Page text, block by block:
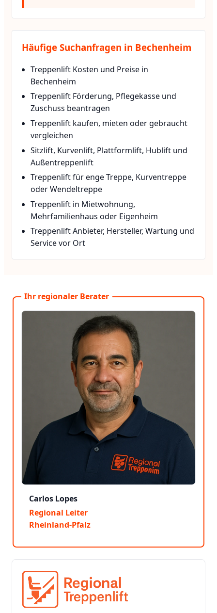
Häufige Suchanfragen in Bechenheim
Treppenlift Kosten und Preise in
Bechenheim
Treppenlift Förderung, Pflegekasse und
Zuschuss beantragen
Treppenlift kaufen, mieten oder gebraucht
vergleichen
Sitzlift, Kurvenlift, Plattformlift, Hublift und
Außentreppenlift
Treppenlift für enge Treppe, Kurventreppe
oder Wendeltreppe
Treppenlift in Mietwohnung,
Mehrfamilienhaus oder Eigenheim
Treppenlift Anbieter, Hersteller, Wartung und
Service vor Ort
Ihr regionaler Berater
Carlos Lopes
Regional Leiter
Rheinland-Pfalz